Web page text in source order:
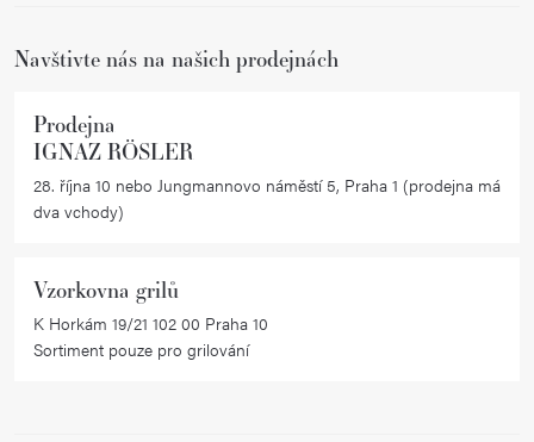
Navštivte nás na našich prodejnách
Prodejna
IGNAZ RÖSLER
28. října 10 nebo Jungmannovo náměstí 5, Praha 1 (prodejna má
dva vchody)
Vzorkovna grilů
K Horkám 19/21 102 00 Praha 10
Sortiment pouze pro grilování